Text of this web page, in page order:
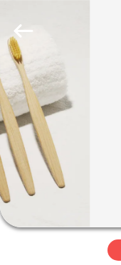
घर
उत्पादों
वीडियो
हमारे
बारे
CARE
CENTER.
All
Rights
Reserved.